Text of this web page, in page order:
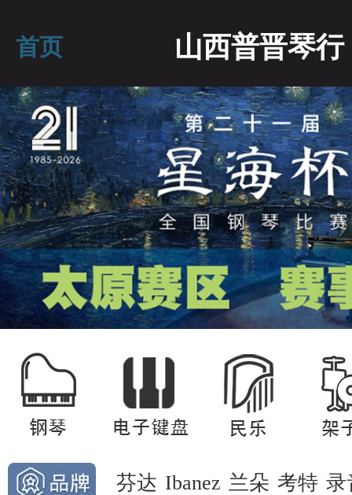
首页 山西普晋琴行
芬达 Ibanez 兰朵 考特 录